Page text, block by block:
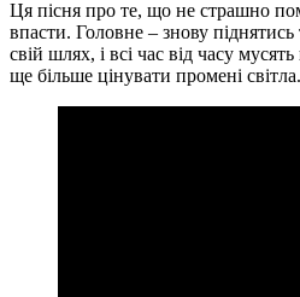
Ця пісня про те, що не страшно
впасти. Головне – знову
свій шлях, і всі час від часу
ще більше цінувати промені світла.